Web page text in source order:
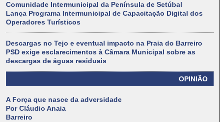
Comunidade Intermunicipal da Península de Setúbal
Lança Programa Intermunicipal de Capacitação Digital dos
Operadores Turísticos
Descargas no Tejo e eventual impacto na Praia do Barreiro
PSD exige esclarecimentos à Câmara Municipal sobre as
descargas de águas residuais
OPINIÃO
A Força que nasce da adversidade
Por Cláudio Anaia
Barreiro